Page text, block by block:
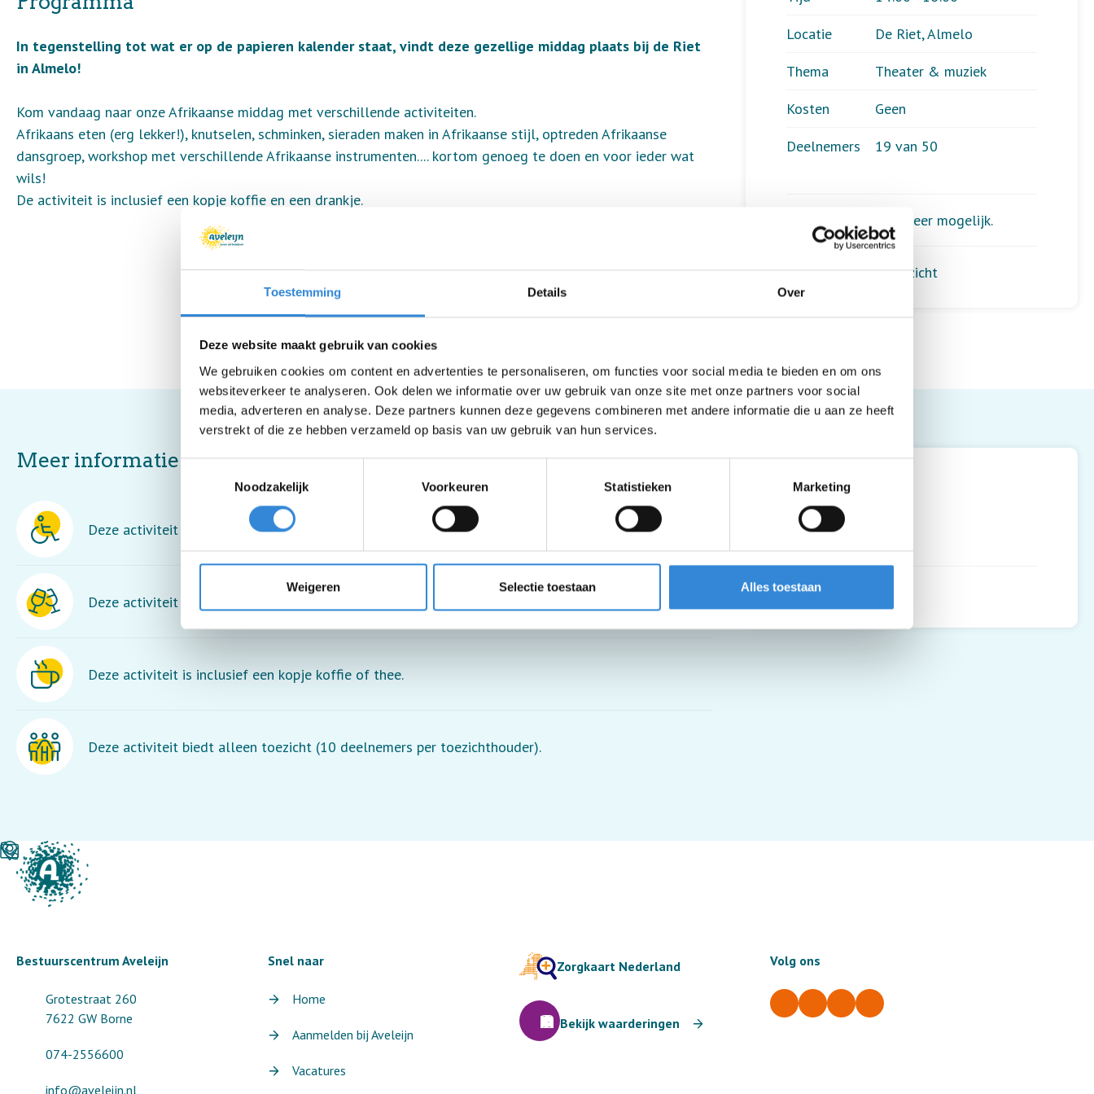
Toestemming Details Over
Deze website maakt gebruik van cookies
We gebruiken cookies om content en advertenties te personaliseren, om functies voor social media te bieden en om ons
websiteverkeer te analyseren. Ook delen we informatie over uw gebruik van onze site met onze partners voor social
media, adverteren en analyse. Deze partners kunnen deze gegevens combineren met andere informatie die u aan ze heeft
verstrekt of die ze hebben verzameld op basis van uw gebruik van hun services.
Noodzakelijk
Voorkeuren Statistieken Marketing
Weigeren Selectie toestaan Alles toestaan
Locatie
De Riet, Almelo
Thema
Theater & muziek
Kosten
Geen
Deelnemers
19 van 50
Aanmelden is niet meer mogelijk.
Terug naar het overzicht
In tegenstelling tot wat er op de papieren kalender staat, vindt deze gezellige middag plaats bij de Riet
in Almelo!
Kom vandaag naar onze Afrikaanse middag met verschillende activiteiten.
Afrikaans eten (erg lekker!), knutselen, schminken, sieraden maken in Afrikaanse stijl, optreden Afrikaanse
dansgroep, workshop met verschillende Afrikaanse instrumenten.... kortom genoeg te doen en voor ieder wat
wils!
De activiteit is inclusief een kopje koffie en een drankje.
De Riet, Almelo
Plompstraat 6
Routebeschrijving
Meer informatie
Deze activiteit is rolstoel toegankelijk.
Deze activiteit is inclusief een drankje.
Deze activiteit is inclusief een kopje koffie of thee.
Deze activiteit biedt alleen toezicht (10 deelnemers per toezichthouder).
Bestuurscentrum Aveleijn
Grotestraat 260
7622 GW Borne
074-2556600
info@aveleijn.nl
Snel naar
Home
Aanmelden bij Aveleijn
Vacatures
Zorgkaart Nederland
Bekijk waarderingen
Volg ons